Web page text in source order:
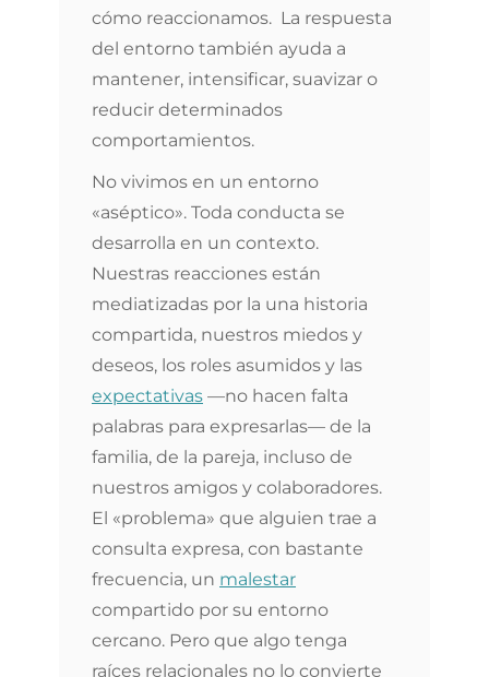
cómo reaccionamos. La respuesta
del entorno también ayuda a
mantener, intensificar, suavizar o
reducir determinados
comportamientos.
No vivimos en un entorno
«aséptico». Toda conducta se
desarrolla en un contexto.
Nuestras reacciones están
mediatizadas por la una historia
compartida, nuestros miedos y
deseos, los roles asumidos y las
expectativas —no hacen falta
palabras para expresarlas— de la
familia, de la pareja, incluso de
nuestros amigos y colaboradores.
El «problema» que alguien trae a
consulta expresa, con bastante
frecuencia, un malestar
compartido por su entorno
cercano. Pero que algo tenga
raíces relacionales no lo convierte